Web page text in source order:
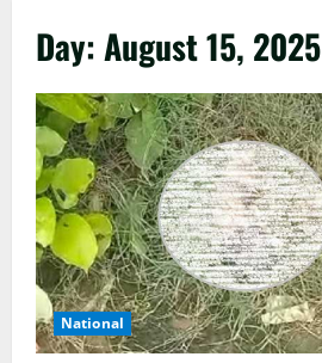
Day:August 15, 2025
National